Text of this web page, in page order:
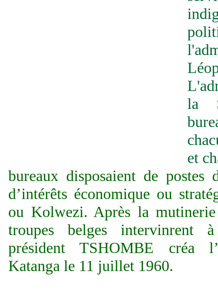
la
et
bureaux disposaient de postes
d’intérêts économique ou
ou Kolwezi. Après la
troupes belges intervinrent
président TSHOMBE créa
Katanga le 11 juillet 1960.